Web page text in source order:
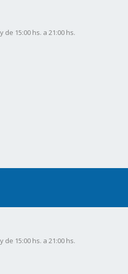
de 15:00 hs. a 21:00 hs.
de 15:00 hs. a 21:00 hs.